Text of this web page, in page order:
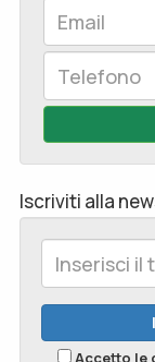
Iscriviti alla
Accetto le